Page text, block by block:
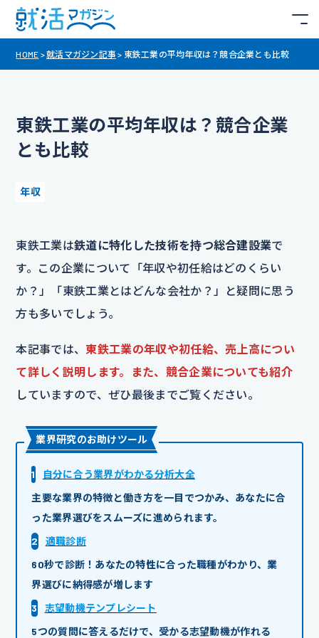
HOME >就活マガジン記事 > 東鉄工業の平均年収は？競合企業とも比較
東鉄工業の平均年収は？競合企業
とも比較
年収
東鉄工業は鉄道に特化した技術を持つ総合建設業で
す。この企業について「年収や初任給はどのくらい
か？」「東鉄工業とはどんな会社か？」と疑問に思う
方も多いでしょう。
本記事では、 東鉄工業の年収や初任給、売上高につい
て詳しく説明します。また、競合企業についても紹介
していますので、ぜひ最後までご覧ください。
業界研究のお助けツール
1
自分に合う業界がわかる分析大全
主要な業界の特徴と働き方を一目でつかみ、あなたに合
った業界選びをスムーズに進められます。
2
適職診断
60秒で診断！あなたの特性に合った職種がわかり、業
界選びに納得感が増します
3
志望動機テンプレシート
5つの質問に答えるだけで、受かる志望動機が作れる